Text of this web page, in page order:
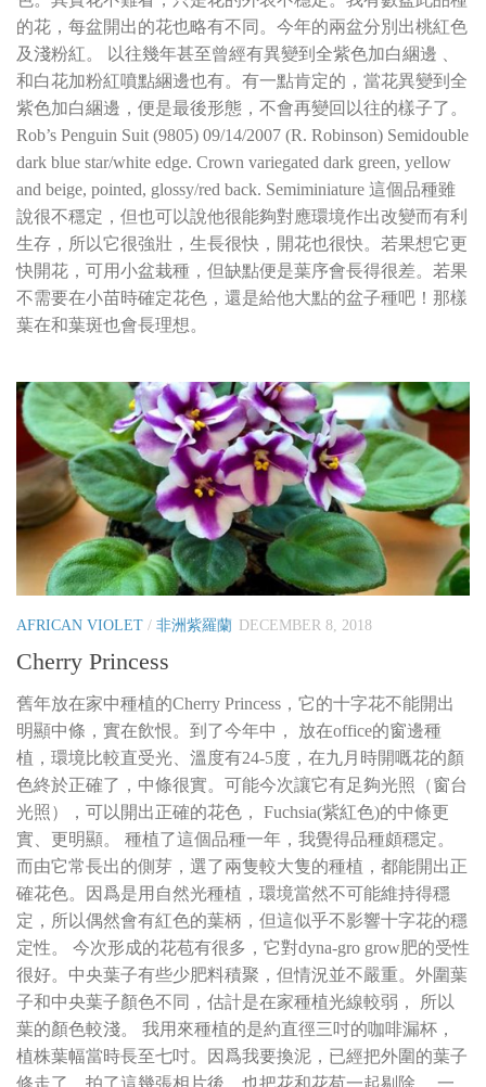
的花，每盆開出的花也略有不同。今年的兩盆分別出桃紅色
及淺粉紅。 以往幾年甚至曾經有異變到全紫色加白綑邊 、
和白花加粉紅噴點綑邊也有。有一點肯定的，當花異變到全
紫色加白綑邊，便是最後形態，不會再變回以往的樣子了。
Rob’s Penguin Suit (9805) 09/14/2007 (R. Robinson) Semidouble
dark blue star/white edge. Crown variegated dark green, yellow
and beige, pointed, glossy/red back. Semiminiature 這個品種雖
說很不穩定，但也可以說他很能夠對應環境作出改變而有利
生存，所以它很強壯，生長很快，開花也很快。若果想它更
快開花，可用小盆栽種，但缺點便是葉序會長得很差。若果
不需要在小苗時確定花色，還是給他大點的盆子種吧！那樣
葉在和葉斑也會長理想。
AFRICAN VIOLET / 非洲紫羅蘭 DECEMBER 8, 2018
Cherry Princess
舊年放在家中種植的Cherry Princess，它的十字花不能開出
明顯中條，實在飲恨。到了今年中， 放在office的窗邊種
植，環境比較直受光、溫度有24-5度，在九月時開嘅花的顏
色終於正確了，中條很實。可能今次讓它有足夠光照（窗台
光照），可以開出正確的花色， Fuchsia(紫紅色)的中條更
實、更明顯。 種植了這個品種一年，我覺得品種頗穩定。
而由它常長出的側芽，選了兩隻較大隻的種植，都能開出正
確花色。因爲是用自然光種植，環境當然不可能維持得穩
定，所以偶然會有紅色的葉柄，但這似乎不影響十字花的穩
定性。 今次形成的花苞有很多，它對dyna-gro grow肥的受性
很好。中央葉子有些少肥料積聚，但情況並不嚴重。外圍葉
子和中央葉子顏色不同，估計是在家種植光線較弱， 所以
葉的顏色較淺。 我用來種植的是約直徑三吋的咖啡漏杯，
植株葉幅當時長至七吋。因爲我要換泥，已經把外圍的葉子